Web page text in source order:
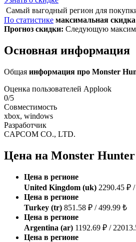
Самый выгодный регион для
По статистике максимальная
Прогноз скидки: Следующую
Основная информация
Общая информация про Monster
Оценка пользователей Applook
0/5
Совместимость
xbox, windows
Разработчик
CAPCOM CO., LTD.
Цена на Monster
Цена в регионе
United Kingdom (uk) 2290.45 ₽
Цена в регионе
Turkey (tr) 851.58 ₽ / 499.99 ₺
Цена в регионе
Argentina (ar) 1192.69 ₽ /
Цена в регионе